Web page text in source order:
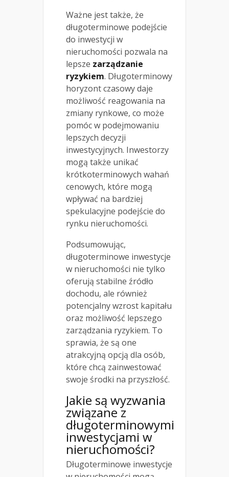
Ważne jest także, że
długoterminowe podejście
do inwestycji w
nieruchomości pozwala na
lepsze zarządzanie
ryzykiem. Długoterminowy
horyzont czasowy daje
możliwość reagowania na
zmiany rynkowe, co może
pomóc w podejmowaniu
lepszych decyzji
inwestycyjnych. Inwestorzy
mogą także unikać
krótkoterminowych wahań
cenowych, które mogą
wpływać na bardziej
spekulacyjne podejście do
rynku nieruchomości.
Podsumowując,
długoterminowe inwestycje
w nieruchomości nie tylko
oferują stabilne źródło
dochodu, ale również
potencjalny wzrost kapitału
oraz możliwość lepszego
zarządzania ryzykiem. To
sprawia, że są one
atrakcyjną opcją dla osób,
które chcą zainwestować
swoje środki na przyszłość.
Jakie są wyzwania
związane z
długoterminowymi
inwestycjami w
nieruchomości?
Długoterminowe inwestycje